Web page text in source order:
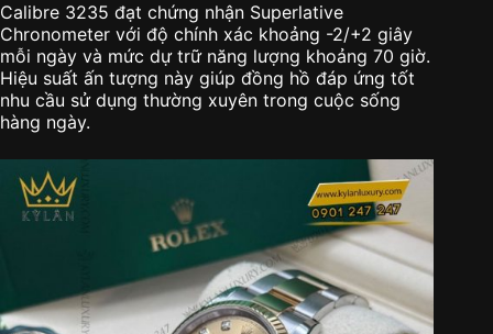
Calibre 3235 đạt chứng nhận Superlative
Chronometer với độ chính xác khoảng -2/+2 giây
mỗi ngày và mức dự trữ năng lượng khoảng 70 giờ.
Hiệu suất ấn tượng này giúp đồng hồ đáp ứng tốt
nhu cầu sử dụng thường xuyên trong cuộc sống
hàng ngày.